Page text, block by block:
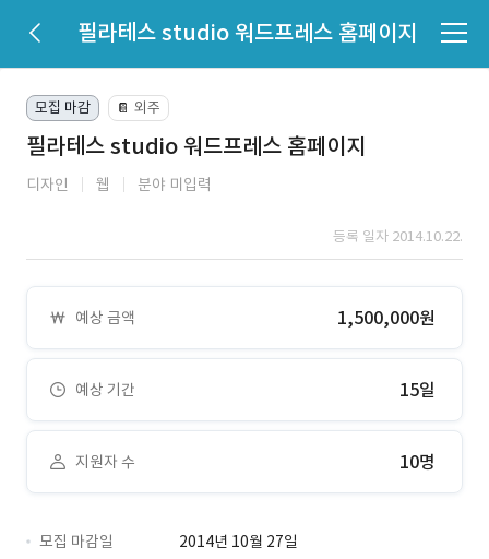
필라테스 studio 워드프레스 홈페이지
모집 마감 📔 외주
필라테스 studio 워드프레스 홈페이지
디자인 웹 분야 미입력
등록 일자 2014.10.22.
예상 금액 1,500,000원
예상 기간 15일
지원자 수 10명
모집 마감일
2014년 10월 27일